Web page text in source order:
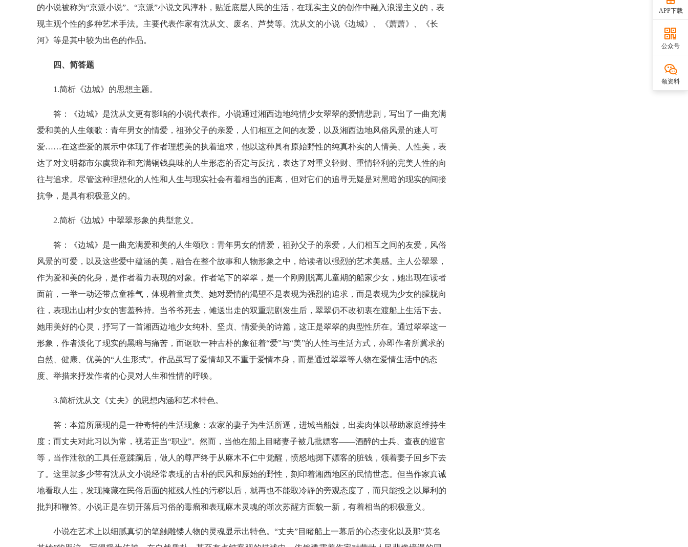
的小说被称为“京派小说”。“京派”小说文风淳朴，贴近底层人民的生活，在现实主义的创作中融入浪漫主义的，表
现主观个性的多种艺术手法。主要代表作家有沈从文、废名、芦焚等。沈从文的小说《边城》、《萧萧》、《长
河》等是其中较为出色的作品。
四、简答题
1.简析《边城》的思想主题。
答：《边城》是沈从文更有影响的小说代表作。小说通过湘西边地纯情少女翠翠的爱情悲剧，写出了一曲充满
爱和美的人生颂歌：青年男女的情爱，祖孙父子的亲爱，人们相互之间的友爱，以及湘西边地风俗风景的迷人可
爱……在这些爱的展示中体现了作者理想美的执着追求，他以这种具有原始野性的纯真朴实的人情美、人性美，表
达了对文明都市尔虞我诈和充满铜钱臭味的人生形态的否定与反抗，表达了对重义轻财、重情轻利的完美人性的向
往与追求。尽管这种理想化的人性和人生与现实社会有着相当的距离，但对它们的追寻无疑是对黑暗的现实的间接
抗争，是具有积极意义的。
2.简析《边城》中翠翠形象的典型意义。
答：《边城》是一曲充满爱和美的人生颂歌：青年男女的情爱，祖孙父子的亲爱，人们相互之间的友爱，风俗
风景的可爱，以及这些爱中蕴涵的美，融合在整个故事和人物形象之中，给读者以强烈的艺术美感。主人公翠翠，
作为爱和美的化身，是作者着力表现的对象。作者笔下的翠翠，是一个刚刚脱离儿童期的船家少女，她出现在读者
面前，一举一动还带点童稚气，体现着童贞美。她对爱情的渴望不是表现为强烈的追求，而是表现为少女的朦胧向
往，表现出山村少女的害羞矜持。当爷爷死去，傩送出走的双重悲剧发生后，翠翠仍不改初衷在渡船上生活下去。
她用美好的心灵，抒写了一首湘西边地少女纯朴、坚贞、情爱美的诗篇，这正是翠翠的典型性所在。通过翠翠这一
形象，作者淡化了现实的黑暗与痛苦，而讴歌一种古朴的象征着“爱”与“美”的人性与生活方式，亦即作者所冀求的
自然、健康、优美的“人生形式”。作品虽写了爱情却又不重于爱情本身，而是通过翠翠等人物在爱情生活中的态
度、举措来抒发作者的心灵对人生和性情的呼唤。
3.简析沈从文《丈夫》的思想内涵和艺术特色。
答：本篇所展现的是一种奇特的生活现象：农家的妻子为生活所逼，进城当船妓，出卖肉体以帮助家庭维持生
度；而丈夫对此习以为常，视若正当“职业”。然而，当他在船上目睹妻子被几批嫖客——酒醉的士兵、查夜的巡官
等，当作泄欲的工具任意蹂躏后，做人的尊严终于从麻木不仁中觉醒，愤怒地掷下嫖客的脏钱，领着妻子回乡下去
了。这里就多少带有沈从文小说经常表现的古朴的民风和原始的野性，刻印着湘西地区的民情世态。但当作家真诚
地看取人生，发现掩藏在民俗后面的摧残人性的污秽以后，就再也不能取冷静的旁观态度了，而只能投之以犀利的
批判和鞭笞。小说正是在切开落后习俗的毒瘤和表现麻木灵魂的渐次苏醒方面貌一新，有着相当的积极意义。
小说在艺术上以细腻真切的笔触雕镂人物的灵魂显示出特色。“丈夫”目睹船上一幕后的心态变化以及那“莫名
APP下载
公众号
领资料